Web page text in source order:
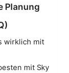
Planung
wirklich mit
mit Sky